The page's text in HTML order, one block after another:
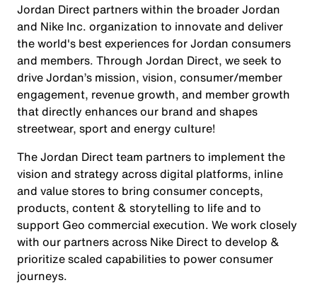
Jordan Direct partners within the broader Jordan
and Nike Inc. organization to innovate and deliver
the world's best experiences for Jordan consumers
and members. Through Jordan Direct, we seek to
drive Jordan’s mission, vision, consumer/member
engagement, revenue growth, and member growth
that directly enhances our brand and shapes
streetwear, sport and energy culture!
The Jordan Direct team partners to implement the
vision and strategy across digital platforms, inline
and value stores to bring consumer concepts,
products, content & storytelling to life and to
support Geo commercial execution. We work closely
with our partners across Nike Direct to develop &
prioritize scaled capabilities to power consumer
journeys.